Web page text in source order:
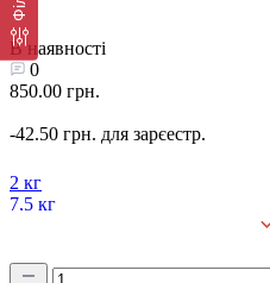
В наявності
0
850.00 грн.
-42.50 грн. для зарєестр.
2 кг
7,5 кг